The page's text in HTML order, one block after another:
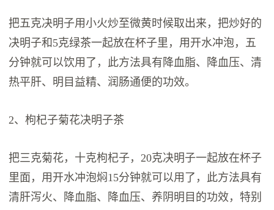
把五克决明子用小火炒至微黄时候取出来，把炒好的
决明子和5克绿茶一起放在杯子里，用开水冲泡，五
分钟就可以饮用了，此方法具有降血脂、降血压、清
热平肝、明目益精、润肠通便的功效。
2、枸杞子菊花决明子茶
把三克菊花，十克枸杞子，20克决明子一起放在杯子
里面，用开水冲泡焖15分钟就可以用了，此方法具有
清肝泻火、降血脂、降血压、养阴明目的功效，特别